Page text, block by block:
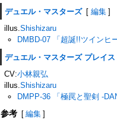
デュエル・マスターズ [ 編集]
illus.Shishizaru
DMBD-07 「超誕!!ツインヒ
デュエル・マスターズ プレイス
CV:小林親弘
illus. Shishizaru
DMPP-36 「極罠と聖剣 -
参考 [編集]